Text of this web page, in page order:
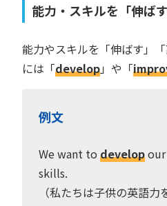
能力・スキルを「伸ばす
能力やスキルを「伸ばす」
には「develop」や「
例文
We want to developour
skills.
（私たちは子供の英語力